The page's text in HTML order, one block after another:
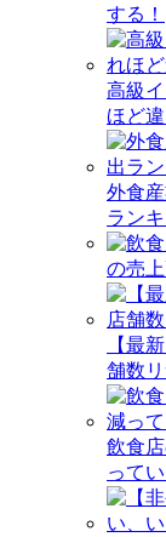
する！
高級
ほど
外食
ラン
の売
【最
舗数
飲食
って